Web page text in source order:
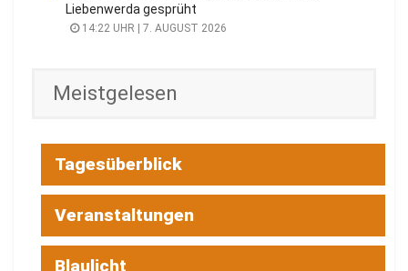
Liebenwerda gesprüht
14:22 UHR | 7. AUGUST 2026
Meistgelesen
Tagesüberblick
Veranstaltungen
Blaulicht